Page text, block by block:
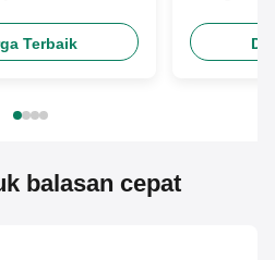
Terbaik
balasan cepat